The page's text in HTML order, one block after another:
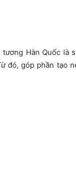
tương Hàn Quốc
đó, góp phần tạo